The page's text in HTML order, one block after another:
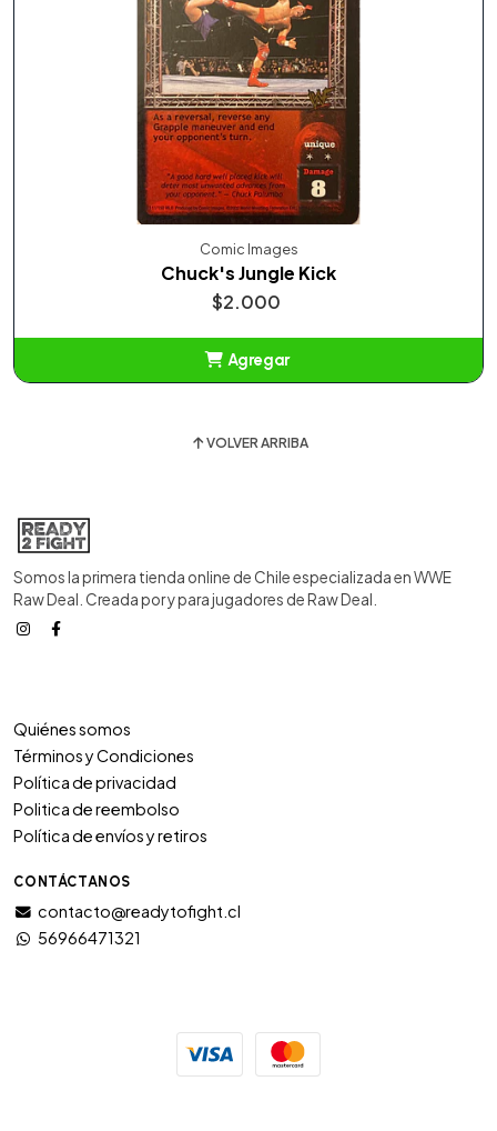
Comic Images
Chuck's Jungle Kick
$2.000
Agregar
VOLVER ARRIBA
Somos la primera tienda online de Chile especializada en WWE
Raw Deal. Creada por y para jugadores de Raw Deal.
Quiénes somos
Términos y Condiciones
Política de privacidad
Politica de reembolso
Política de envíos y retiros
CONTÁCTANOS
contacto@readytofight.cl
56966471321